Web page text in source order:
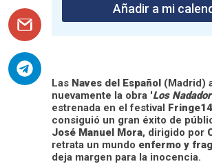
Añadir a mi
Las Naves del Español (Madrid)
nuevamente la obra 'Los
estrenada en el festival Fringe14
consiguió un gran éxito de
José Manuel Mora, dirigido por
retrata un mundo enfermo y
deja margen para la inocencia.